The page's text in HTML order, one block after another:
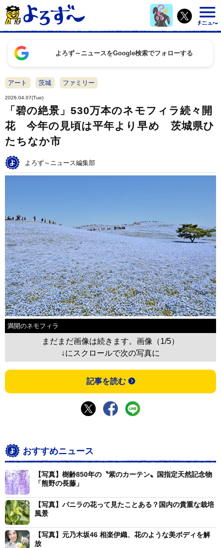
よろず～ニュースをGoogle検索でフォローする
アート 茨城 ファミリー
2026.04.07(Tue)
「碧の絶景」530万本のネモフィラ続々開
花 今年の見頃は平年より早め 茨城県ひ
たちなか市
よろず～ニュース編集部
満開のネモフィラ
まだまだ画像は続きます。画像（1/5）
↓にスクロールで次の写真に
記事を読む
おすすめニュース
【写真】樹齢850年の〝紫のカーテン〟国指定天然記念物
「熊野の長藤」
【写真】バニラの花って見たことある？国内の貴重な栽培
風景
【写真】元乃木坂46 相楽伊織、花のような美ボディを解
放